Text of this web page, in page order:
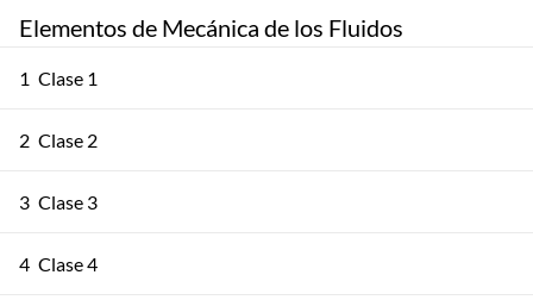
Elementos de Mecánica de los Fluidos
1 Clase 1
2 Clase 2
3 Clase 3
4 Clase 4